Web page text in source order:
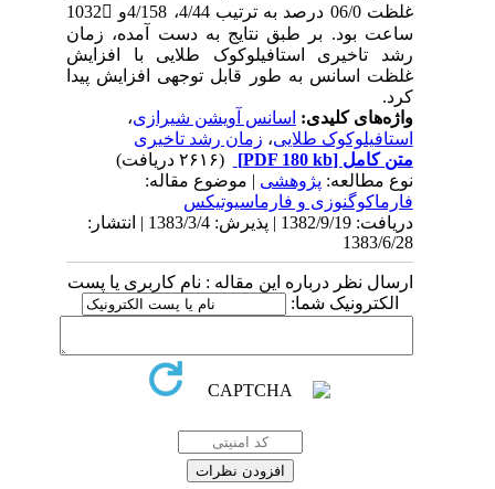
غلظت 06/0 درصد به ترتیب 4/44، 4/158و 1032
ساعت بود. بر طبق نتایج به دست آمده، زمان
رشد تاخیری استافیلوکوک طلایی با افزایش
غلظت اسانس به طور قابل توجهی افزایش پیدا
کرد.
واژه‌های کلیدی:اسانس آویشن شیرازی ،
استافیلوکوک طلایی،زمان رشد تاخیری
متن کامل[PDF 180 kb]
(۲۶۱۶ دریافت)
نوع مطالعه:پژوهشی| موضوع مقاله:
فارماكوگنوزی و فارماسيوتيكس
دریافت: 1382/9/19 | پذیرش: 1383/3/4 | انتشار:
1383/6/28
ارسال نظر درباره این مقاله : نام کاربری یا پست
الکترونیک شما: